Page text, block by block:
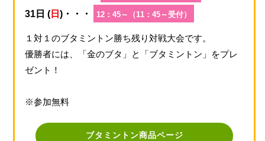
31日 (日 )・・・ 12：45～（11：45～受付）
１対１のブタミントン勝ち残り対戦大会です。
優勝者には、「金のブタ」と「ブタミントン」をプレ
ゼント！
※参加無料
ブタミントン商品ページ